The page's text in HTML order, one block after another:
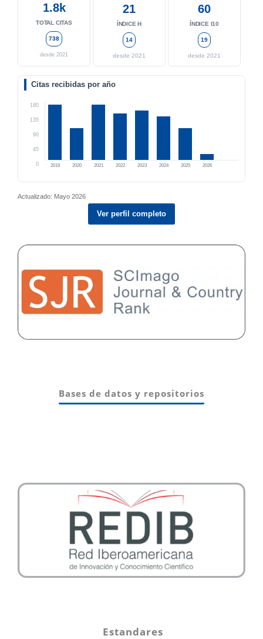
1.8k
TOTAL CITAS
738
desde 2021
21
ÍNDICE H
14
desde 2021
60
ÍNDICE I10
19
desde 2021
Citas recibidas por año
180
135
90
45
0 2019 2020 2021 2022 2023 2024 2025 2026
Actualizado: Mayo 2026
Ver perfil completo
Bases de datos y repositorios
Estandares